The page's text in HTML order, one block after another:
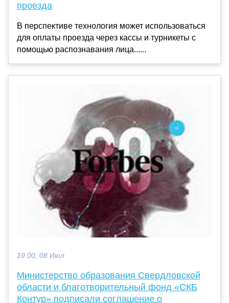
проезда
В перспективе технология может использоваться
для оплаты проезда через кассы и турникеты с
помощью распознавания лица......
19:00, 08 Июл
Министерство образования Свердловской
области и благотворительный фонд «СКБ
Контур» подписали соглашение о